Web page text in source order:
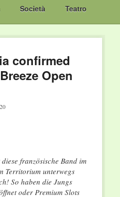
Società Teatro
confirmed
Open
französische Band im
Territorium unterwegs
So haben die Jungs
oder Premium Slots